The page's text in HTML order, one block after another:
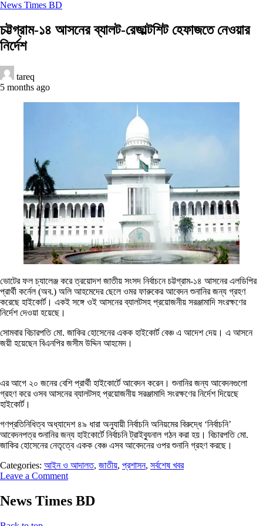
News Times BD
চট্টগ্রাম-১৪ আসনের ব্যালট-রেজাল্টশিট হেফাজতে নেওয়ার
নির্দেশ
tareq
5 months ago
ভোটের ফল চ্যালেঞ্জ করে ত্রয়োদশ জাতীয় সংসদ নির্বাচনে চট্টগ্রাম-১৪ আসনের এলডিপির
প্রার্থী কর্নেল (অব.) অলি আহমেদের ছেলে ওমর ফারুকের আবেদন শুনানির জন্য গ্রহণ
করেছে হাইকোর্ট। একই সঙ্গে ওই আসনের ব্যালটসহ প্রয়োজনীয় সরঞ্জামাদি সংরক্ষণের
নির্দেশ দেওয়া হয়েছে।
সোমবার বিচারপতি মো. জাকির হোসেনের একক হাইকোর্ট বেঞ্চ এ আদেশ দেয়। এ আসনে
জয়ী হয়েছেন বিএনপির জসীম উদ্দিন আহমেদ।
এর আগে ২০ জনের বেশি প্রার্থী হাইকোর্টে আবেদন করেন। শুনানির জন্য আবেদনগুলো
গ্রহণ করে ওসব আসনের ব্যালটসহ প্রয়োজনীয় সরঞ্জামাদি সংরক্ষণের নির্দেশ দিয়েছে
হাইকোর্ট।
গণপ্রতিনিধিত্ব অধ্যাদেশ ৪৯ ধারা অনুযায়ী নির্বাচনি অনিয়মের বিরুদ্ধে ‘নির্বাচনি’
আবেদনপত্র শুনানির জন্য হাইকোর্টে নির্বাচনি ট্রাইব্যুনাল গঠন করা হয়। বিচারপতি মো.
জাকির হোসেনের নেতৃত্বে একক বেঞ্চ এসব আবেদনের ওপর শুনানি গ্রহণ করছে।
Categories: আইন ও আদালত, জাতীয়, প্রশাসন, সর্বশেষ খবর
Leave a Comment
News Times BD